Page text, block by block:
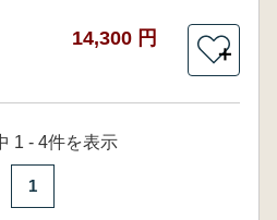
14,300 円
＋
1 - 4件を表示
1